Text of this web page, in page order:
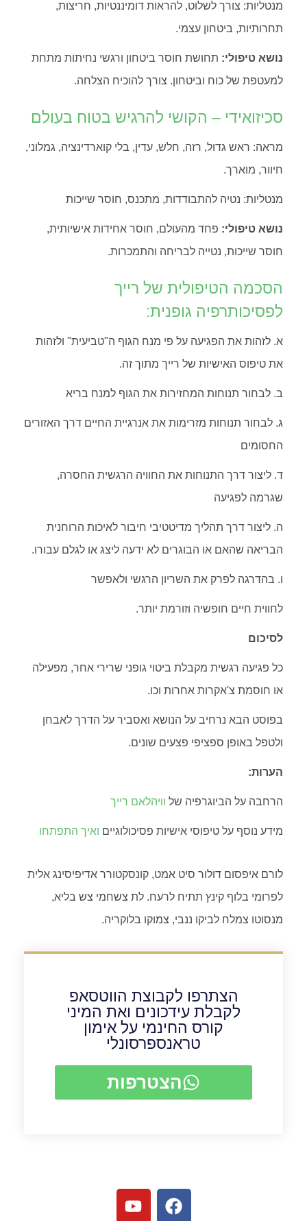
מנטליות: צורך לשלוט, להראות דומיננטיות, חריצות,
תחרותיות, ביטחון עצמי.
נושא טיפולי: תחושת חוסר ביטחון ורגשי נחיתות מתחת
למעטפת של כוח וביטחון. צורך להוכיח הצלחה.
סכיזואידי – הקושי להרגיש בטוח בעולם
מראה: ראש גדול, רזה, חלש, עדין, בלי קוארדינציה, גמלוני,
חיוור, מוארך.
מנטליות: נטיה להתבודדות, מתכנס, חוסר שייכות
נושא טיפולי: פחד מהעולם, חוסר אחידות אישיותית,
חוסר שייכות, נטייה לבריחה והתמכרות.
הסכמה הטיפולית של רייך
לפסיכותרפיה גופנית:
א. לזהות את הפגיעה על פי מנח הגוף ה"טביעית" ולזהות
את טיפוס האישיות של רייך מתוך זה.
ב. לבחור תנוחות המחזירות את הגוף למנח בריא
ג. לבחור תנוחות מזרימות את אנרגיית החיים דרך האזורים
החסומים
ד. ליצור דרך התנוחות את החוויה הרגשית החסרה,
שגרמה לפגיעה
ה. ליצור דרך תהליך מדיטטיבי חיבור לאיכות הרוחנית
הבריאה שהאם או הבוגרים לא ידעה ליצג או לגלם עבורו.
ו. בהדרגה לפרק את השריון הרגשי ולאפשר
לחווית חיים חופשיה וזורמת יותר.
לסיכום
כל פגיעה רגשית מקבלת ביטוי גופני שרירי אחר, מפעילה
או חוסמת צ'אקרות אחרות וכו.
בפוסט הבא נרחיב על הנושא ואסביר על הדרך לאבחן
ולטפל באופן ספציפי פצעים שונים.
הערות:
הרחבה על הביוגרפיה של וויהלאם רייך
מידע נוסף על טיפוסי אישיות פסיכולוגיים ואיך התפתחו
לורם איפסום דולור סיט אמט, קונסקטורר אדיפיסינג אלית
לפרומי בלוף קינץ תתיח לרעח. לת צשחמי צש בליא,
מנסוטו צמלח לביקו ננבי, צמוקו בלוקריה.
הצתרפו לקבוצת הווטסאפ
לקבלת עידכונים ואת המיני
קורס החינמי על אימון
טראנספרסונלי
הצטרפות